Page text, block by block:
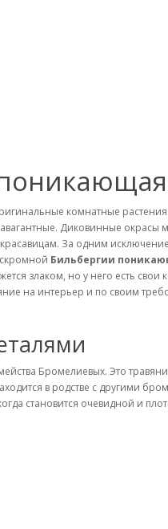
комнатные
Диковинные
За одним
Бильбергии
злаком, но у него есть
на интерьер и по своим
Бромелиевых. Это
в родстве с другими
становится очевидной и